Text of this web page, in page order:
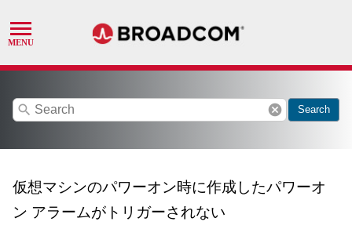
search cancel Search
仮想マシンのパワーオン時に作成したパワーオ
ン アラームがトリガーされない